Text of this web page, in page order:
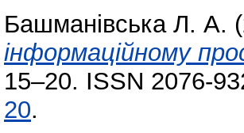
Башманівська Л. А.
інформаційному
15–20. ISSN 2076-
20.